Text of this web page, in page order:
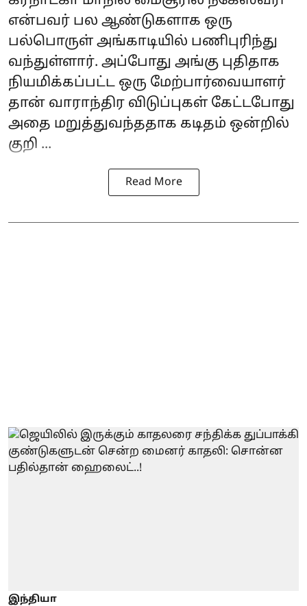
என்பவர் பல ஆண்டுகளாக ஒரு
பல்பொருள் அங்காடியில் பணிபுரிந்து
வந்துள்ளார். அப்போது அங்கு புதிதாக
நியமிக்கப்பட்ட ஒரு மேற்பார்வையாளர்
தான் வாராந்திர விடுப்புகள் கேட்டபோது
அதை மறுத்துவந்ததாக கடிதம் ஒன்றில்
குறி ...
Read More
இந்தியா